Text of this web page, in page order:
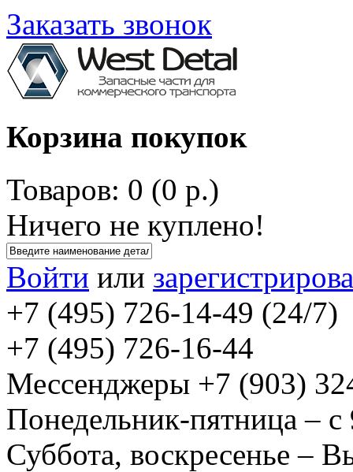
Заказать звонок
Корзина покупок
Товаров: 0 (0 р.)
Ничего не куплено!
Войти или
+7 (495) 726-14-49 (24/7)
+7 (495) 726-16-44
Мессенджеры +7 (903)
Понедельник-пятница –
Суббота, воскресенье –